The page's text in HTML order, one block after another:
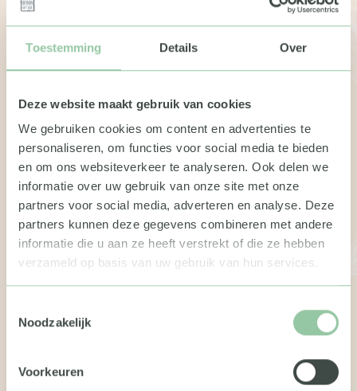
Toestemming Details Over
Deze website maakt gebruik van cookies
We gebruiken cookies om content en advertenties te
personaliseren, om functies voor social media te bieden
en om ons websiteverkeer te analyseren. Ook delen we
informatie over uw gebruik van onze site met onze
partners voor social media, adverteren en analyse. Deze
partners kunnen deze gegevens combineren met andere
informatie die u aan ze heeft verstrekt of die ze hebben
verzameld op basis van uw gebruik van hun services.
Noodzakelijk
Voorkeuren
zeildoek
€ 43,95